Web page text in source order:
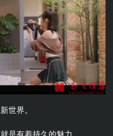
世界。
是有着持久的魅力。